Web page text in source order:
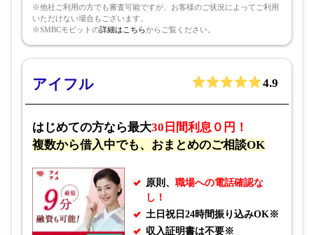
※他社ご利用の方でも審査可能ですが、お客様のご状況によってご利用
いただけない場合もございます。
※SMBCモビットの詳細はこちらからご覧ください。
アイフル 4.9
はじめての方なら最大30日間利息０円！
複数から借入中でも、おまとめのご相談OK
原則、職場への電話確認な
し！
土日祝日24時間振り込みOK※
収入証明書は不要※